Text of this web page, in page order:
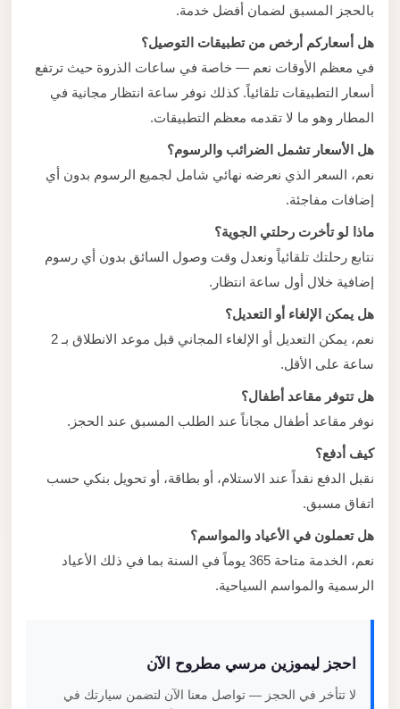
بالحجز المسبق لضمان أفضل خدمة.
هل أسعاركم أرخص من تطبيقات التوصيل؟
في معظم الأوقات نعم — خاصة في ساعات الذروة حيث ترتفع
أسعار التطبيقات تلقائياً. كذلك نوفر ساعة انتظار مجانية في
المطار وهو ما لا تقدمه معظم التطبيقات.
هل الأسعار تشمل الضرائب والرسوم؟
نعم، السعر الذي نعرضه نهائي شامل لجميع الرسوم بدون أي
إضافات مفاجئة.
ماذا لو تأخرت رحلتي الجوية؟
نتابع رحلتك تلقائياً ونعدل وقت وصول السائق بدون أي رسوم
إضافية خلال أول ساعة انتظار.
هل يمكن الإلغاء أو التعديل؟
نعم، يمكن التعديل أو الإلغاء المجاني قبل موعد الانطلاق بـ 2
ساعة على الأقل.
هل تتوفر مقاعد أطفال؟
نوفر مقاعد أطفال مجاناً عند الطلب المسبق عند الحجز.
كيف أدفع؟
نقبل الدفع نقداً عند الاستلام، أو بطاقة، أو تحويل بنكي حسب
اتفاق مسبق.
هل تعملون في الأعياد والمواسم؟
نعم، الخدمة متاحة 365 يوماً في السنة بما في ذلك الأعياد
الرسمية والمواسم السياحية.
احجز ليموزين مرسي مطروح الآن
لا تتأخر في الحجز — تواصل معنا الآن لتضمن سيارتك في